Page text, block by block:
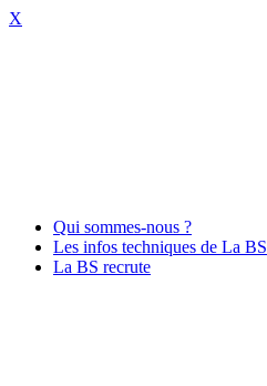
X
Qui sommes-nous ?
Les infos techniques de La BS
La BS recrute